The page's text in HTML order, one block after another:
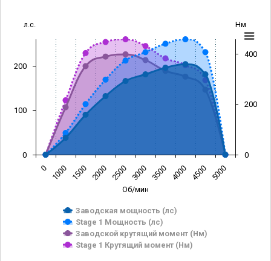
Об/мин
л.с. Нм
Заводская мощность (лс)
Stage 1 Мощность (лс)
Заводской крутящий момент (Нм)
Stage 1 Крутящий момент (Нм)
0 1000 1500 2000 2500 3000 3500 4000 4500 5000
0
100
200
0
200
400